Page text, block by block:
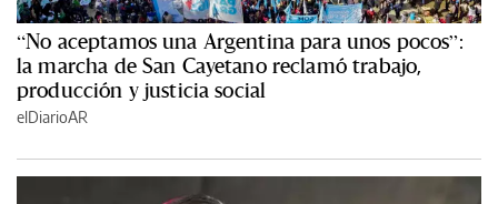
“No aceptamos una Argentina para unos pocos”:
la marcha de San Cayetano reclamó trabajo,
producción y justicia social
elDiarioAR